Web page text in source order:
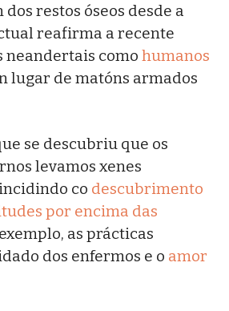
restos óseos desde a
reafirma a recente
neandertais como humanos
lugar de matóns armados
se descubriu que os
levamos xenes
co descubrimento
por encima das
as prácticas
dos enfermos e o amor